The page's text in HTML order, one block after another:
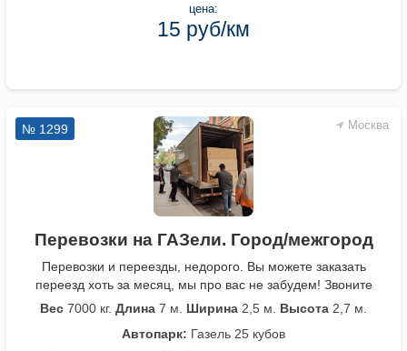
цена:
15 руб/км
Москва
№ 1299
Перевозки на ГАЗели. Город/межгород
Перевозки и переезды, недорого. Вы можете заказать
переезд хоть за месяц, мы про вас не забудем! Звоните
Вес 7000 кг. Длина 7 м. Ширина 2,5 м. Высота 2,7 м.
Автопарк: Газель 25 кубов